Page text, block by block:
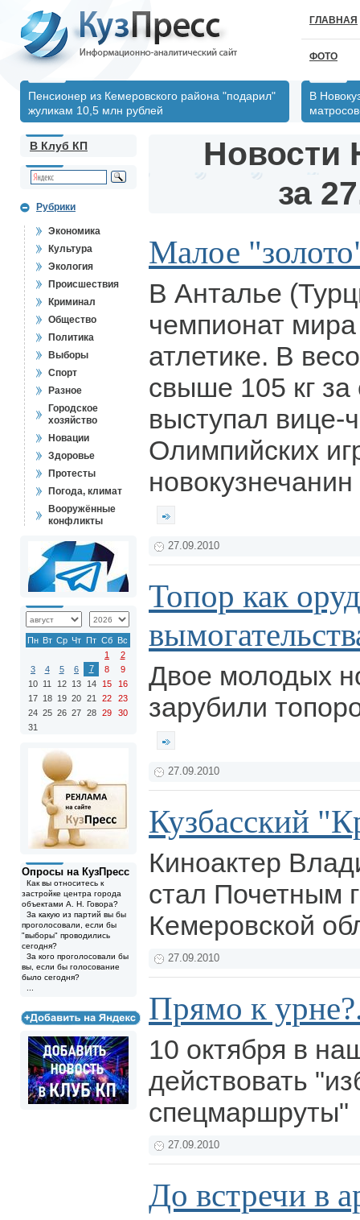
ГЛАВНАЯ
ФОТО
Пенсионер из Кемеровского района "подарил"
жуликам 10,5 млн рублей
В
В Клуб КП
Рубрики
Экономика
Культура
Экология
Происшествия
Криминал
Общество
Политика
Выборы
Спорт
Разное
Городское
хозяйство
Новации
Здоровье
Протесты
Погода, климат
Вооружённые
конфликты
Пн Вт Ср Чт Пт Сб Вс
1
2
3
4 5 6 7 8
9
10 11 12 13 14 15
16
17 18 19 20 21 22
23
24 25 26 27 28 29
30
31
Опросы на КузПресс
Как вы относитесь к
застройке центра города
объектами А. Н. Говора?
За какую из партий вы бы
проголосовали, если бы
"выборы" проводились
сегодня?
За кого проголосовали бы
вы, если бы голосование
было сегодня?
Новости
за
Малое
В Анталье
чемпионат
атлетике. В
свыше 105 кг
выступал вице-
Олимпийских
27.09.2010
Топор как
Двое молодых
зарубили
27.09.2010
Кузбасский
Киноактер
стал Почетным
Кемеровской
27.09.2010
Прямо к
10 октября в
действовать
спецмаршруты"
27.09.2010
До встречи в